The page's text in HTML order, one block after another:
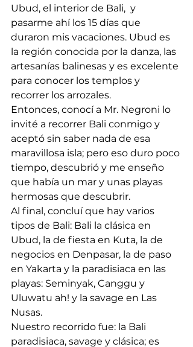
Ubud, el interior de Bali,  y
pasarme ahí los 15 días que
duraron mis vacaciones. Ubud es
la región conocida por la danza, las
artesanías balinesas y es excelente
para conocer los templos y
recorrer los arrozales.
Entonces, conocí a Mr. Negroni lo
invité a recorrer Bali conmigo y
aceptó sin saber nada de esa
maravillosa isla; pero eso duro poco
tiempo, descubrió y me enseño
que había un mar y unas playas
hermosas que descubrir.
Al final, concluí que hay varios
tipos de Bali: Bali la clásica en
Ubud, la de fiesta en Kuta, la de
negocios en Denpasar, la de paso
en Yakarta y la paradisiaca en las
playas: Seminyak, Canggu y
Uluwatu ah! y la savage en Las
Nusas.
Nuestro recorrido fue: la Bali
paradisiaca, savage y clásica; es